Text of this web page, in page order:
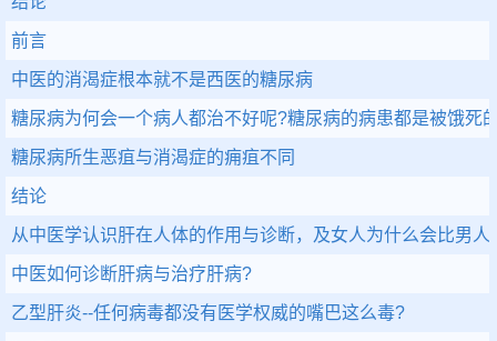
前言
中医的消渴症根本就不是西医的糖尿病
糖尿病为何会一个病人都治不好呢?糖尿病的病患都是被饿死
糖尿病所生恶疽与消渴症的痈疽不同
结论
从中医学认识肝在人体的作用与诊断，及女人为什么会比男人
中医如何诊断肝病与治疗肝病?
乙型肝炎--任何病毒都没有医学权威的嘴巴这么毒?